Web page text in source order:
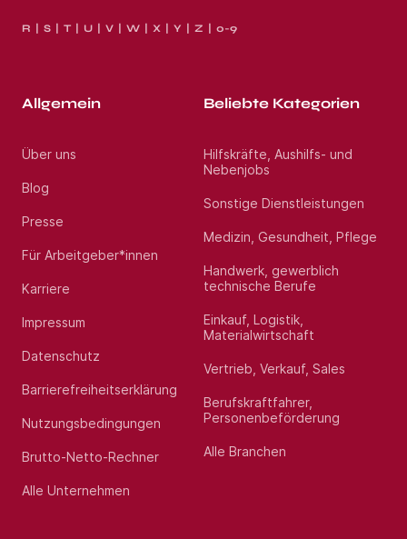
R S T U V W X Y Z 0-9
Allgemein
Über uns
Blog
Presse
Für Arbeitgeber*innen
Karriere
Impressum
Datenschutz
Barrierefreiheitserklärung
Nutzungsbedingungen
Brutto-Netto-Rechner
Alle Unternehmen
Beliebte Kategorien
Hilfskräfte, Aushilfs- und
Nebenjobs
Sonstige Dienstleistungen
Medizin, Gesundheit, Pflege
Handwerk, gewerblich
technische Berufe
Einkauf, Logistik,
Materialwirtschaft
Vertrieb, Verkauf, Sales
Berufskraftfahrer,
Personenbeförderung
Alle Branchen